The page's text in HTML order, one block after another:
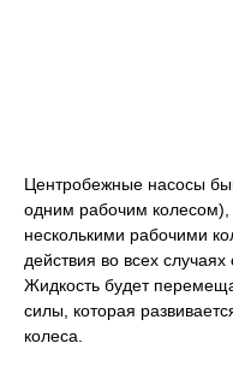
Центробежные насосы
одним рабочим колесом),
несколькими рабочими
действия во всех случаях
Жидкость будет
силы, которая
колеса.